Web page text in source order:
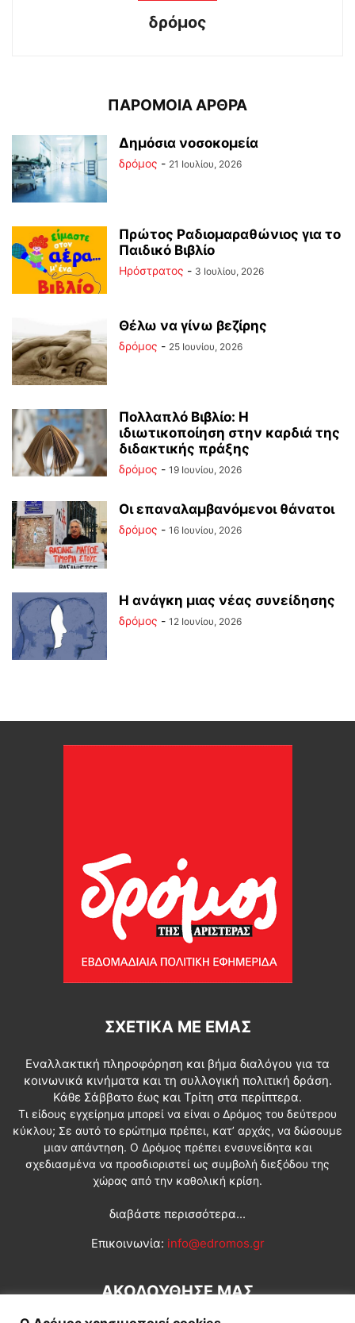
δρόμος
ΠΑΡΟΜΟΙΑ ΑΡΘΡΑ
Δημόσια νοσοκομεία
δρόμος - 21 Ιουλίου, 2026
Πρώτος Ραδιομαραθώνιος για το
Παιδικό Βιβλίο
Ηρόστρατος - 3 Ιουλίου, 2026
Θέλω να γίνω βεζίρης
δρόμος - 25 Ιουνίου, 2026
Πολλαπλό Βιβλίο: Η
ιδιωτικοποίηση στην καρδιά της
διδακτικής πράξης
δρόμος - 19 Ιουνίου, 2026
Οι επαναλαμβανόμενοι θάνατοι
δρόμος - 16 Ιουνίου, 2026
Η ανάγκη μιας νέας συνείδησης
δρόμος - 12 Ιουνίου, 2026
ΣΧΕΤΙΚΆ ΜΕ ΕΜΆΣ
Εναλλακτική πληροφόρηση και βήμα διαλόγου για τα
κοινωνικά κινήματα και τη συλλογική πολιτική δράση.
Κάθε Σάββατο έως και Τρίτη στα περίπτερα.
Τι είδους εγχείρημα μπορεί να είναι ο Δρόμος του δεύτερου
κύκλου; Σε αυτό το ερώτημα πρέπει, κατ’ αρχάς, να δώσουμε
μιαν απάντηση. Ο Δρόμος πρέπει ενσυνείδητα και
σχεδιασμένα να προσδιοριστεί ως συμβολή διεξόδου της
χώρας από την καθολική κρίση.
διαβάστε περισσότερα...
Επικοινωνία: info@edromos.gr
ΑΚΟΛΟΥΘΗΣΕ ΜΑΣ